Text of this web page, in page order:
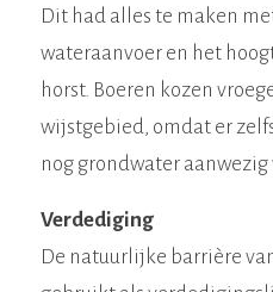
Dit had alles te maken
wateraanvoer en het
horst. Boeren kozen
wijstgebied, omdat er
nog grondwater aanwezig
Verdediging
De natuurlijke barrière